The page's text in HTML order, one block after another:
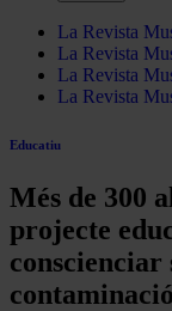
La Revista
La Revista
La Revista
La Revista
Educatiu
Més de 300
projecte
conscienciar